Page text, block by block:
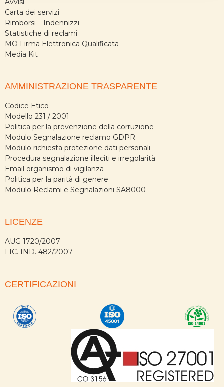
Carta dei servizi
Rimborsi – Indennizzi
Statistiche di reclami
MO Firma Elettronica Qualificata
Media Kit
AMMINISTRAZIONE TRASPARENTE
Codice Etico
Modello 231 / 2001
Politica per la prevenzione della corruzione
Modulo Segnalazione reclamo GDPR
Modulo richiesta protezione dati personali
Procedura segnalazione illeciti e irregolarità
Email organismo di vigilanza
Politica per la parità di genere
Modulo Reclami e Segnalazioni SA8000
LICENZE
AUG 1720/2007
LIC. IND. 482/2007
CERTIFICAZIONI